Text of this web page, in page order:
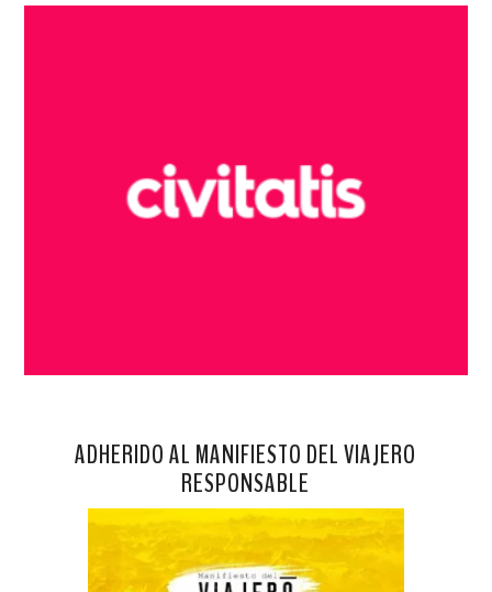
ADHERIDO AL MANIFIESTO DEL VIAJERO
RESPONSABLE